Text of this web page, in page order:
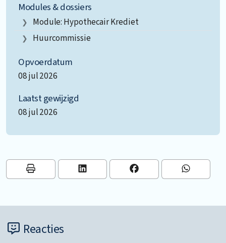
Modules & dossiers
Module: Hypothecair Krediet
Huurcommissie
Opvoerdatum
08 jul 2026
Laatst gewijzigd
08 jul 2026
Reacties